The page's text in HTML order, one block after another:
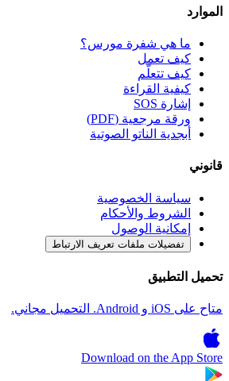
الموارد
ما هي شفرة مورس؟
كيف تعمل
كيف تتعلّم
كيفية القراءة
إشارة SOS
ورقة مرجعية (PDF)
أبجدية الناتو الصوتية
قانوني
سياسة الخصوصية
الشروط والأحكام
إمكانية الوصول
تفضيلات ملفات تعريف الارتباط
تحميل التطبيق
متاح على iOS و Android. التحميل مجاني.
Download on the App Store